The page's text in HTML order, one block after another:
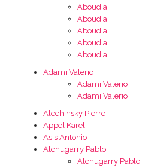
Aboudia
Aboudia
Aboudia
Aboudia
Aboudia
Adami Valerio
Adami Valerio
Adami Valerio
Alechinsky Pierre
Appel Karel
Asis Antonio
Atchugarry Pablo
Atchugarry Pablo